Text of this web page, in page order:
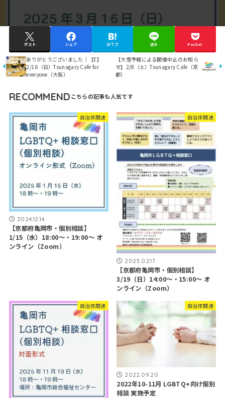
ポスト シェア はてブ 送る Pocket
ありがとうございました｜【E】
2/16（日）Tsunagary Cafe for
everyone（大阪）
【大雪予報による開催中止のお知ら
せ】2/8（土）Tsunagary Cafe（京
都）
RECOMMEND
自治体関連
2024.12.14
【京都府亀岡市・個別相談】
1/15（水）18:00～・19:00～ オ
ンライン（Zoom）
自治体関連
2023.02.17
【京都府亀岡市・個別相談】
3/19（日）14:00～・15:00～ オ
ンライン（Zoom）
自治体関連 自治体関連
2022.09.20
2022年10-11月 LGBTQ+向け個別
相談 実施予定